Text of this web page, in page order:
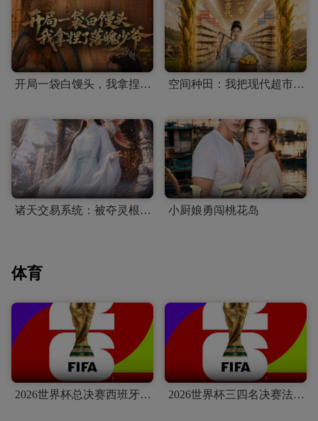
开局一袋白馒头，我拿捏了落魄少爷 空间种田：我把现代超市搬回古代第一季
诸天交易系统：被夺灵根后垄断万界资源 小厨娘勇闯桃花岛
体育
2026世界杯总决赛西班牙VS阿根廷 2026世界杯三四名决赛法国VS英格兰